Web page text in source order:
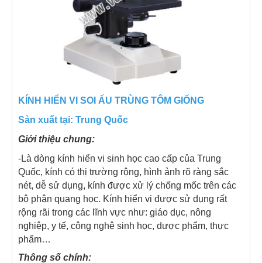
KÍNH HIỂN VI SOI ẤU TRÙNG TÔM GIỐNG
Sản xuất tại: Trung Quốc
Giới thiệu chung:
-Là dòng kính hiển vi sinh học cao cấp của Trung
Quốc, kính có thị trường rộng, hình ảnh rõ ràng sắc
nét, dễ sử dụng, kính được xử lý chống mốc trên các
bộ phận quang học. Kính hiển vi được sử dụng rất
rộng rãi trong các lĩnh vực như: giáo dục, nông
nghiệp, y tế, công nghệ sinh học, dược phẩm, thực
phẩm…
Thông số chính: